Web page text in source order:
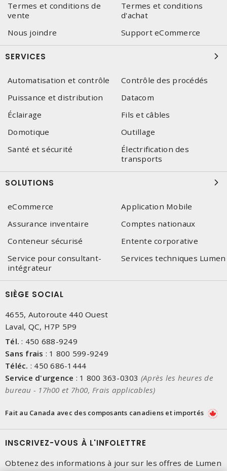
Termes et conditions de
vente
Termes et conditions
d'achat
Nous joindre
Support eCommerce
SERVICES
Automatisation et contrôle
Contrôle des procédés
Puissance et distribution
Datacom
Éclairage
Fils et câbles
Domotique
Outillage
Santé et sécurité
Électrification des
transports
SOLUTIONS
eCommerce
Application Mobile
Assurance inventaire
Comptes nationaux
Conteneur sécurisé
Entente corporative
Service pour consultant-
intégrateur
Services techniques Lumen
SIÈGE SOCIAL
4655, Autoroute 440 Ouest
Laval, QC, H7P 5P9
Tél. : 450 688-9249
Sans frais : 1 800 599-9249
Téléc. : 450 686-1444
Service d'urgence : 1 800 363-0303 (Après les heures de
bureau - 17h00 et 7h00, Frais applicables)
Fait au Canada avec des composants canadiens et importés
INSCRIVEZ-VOUS À L'INFOLETTRE
Obtenez des informations à jour sur les offres de Lumen